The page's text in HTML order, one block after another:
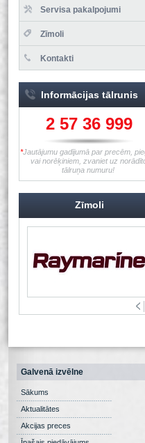
Servisa pakalpojumi
Zīmoli
Kontakti
Informācijas tālrunis
2 57 36 999
*Jautājumu gadījumā par precēm,
vai norēķiniem, zvaniet uz
tālruņa numuru!
Zīmoli
Galvenā izvēlne
Sākums
Aktualitātes
Akcijas preces